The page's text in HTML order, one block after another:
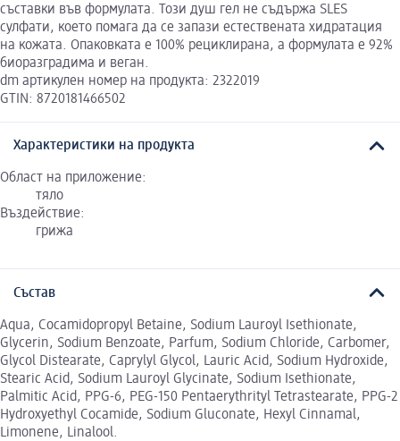
съставки във формулата. Този душ гел не съдържа SLES
сулфати, което помага да се запази естествената хидратация
на кожата. Опаковката е 100% рециклирана, а формулата е 92%
биоразградима и веган.
dm артикулен номер на продукта: 2322019
GTIN: 8720181466502
Характеристики на продукта
Област на приложение:
тяло
Въздействие:
грижа
Състав
Aqua, Cocamidopropyl Betaine, Sodium Lauroyl Isethionate,
Glycerin, Sodium Benzoate, Parfum, Sodium Chloride, Carbomer,
Glycol Distearate, Caprylyl Glycol, Lauric Acid, Sodium Hydroxide,
Stearic Acid, Sodium Lauroyl Glycinate, Sodium Isethionate,
Palmitic Acid, PPG-6, PEG-150 Pentaerythrityl Tetrastearate, PPG-2
Hydroxyethyl Cocamide, Sodium Gluconate, Hexyl Cinnamal,
Limonene, Linalool.